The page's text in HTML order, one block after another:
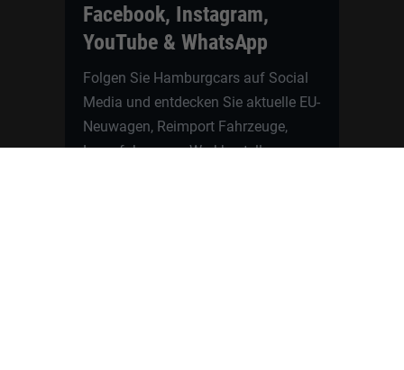
Facebook, Instagram,
YouTube & WhatsApp
Folgen Sie Hamburgcars auf Social
Media und entdecken Sie aktuelle EU-
Neuwagen, Reimport Fahrzeuge,
Lagerfahrzeuge, Werkbestellungen,